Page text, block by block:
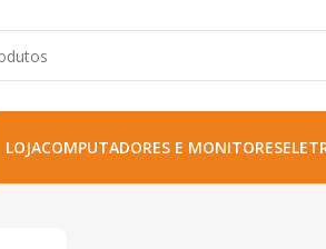
LOJACOMPUTADORES E MONITORES